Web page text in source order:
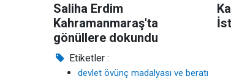
Saliha Erdim
Kahramanmaraş'ta
gönüllere dokundu
Etiketler :
devlet övünç madalyası ve beratı